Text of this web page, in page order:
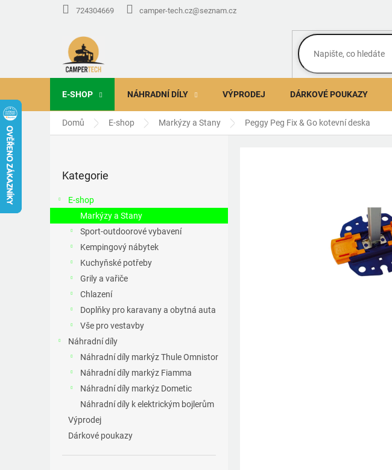
724304669 camper-tech.cz@seznam.cz
E-SHOP NÁHRADNÍ DÍLY VÝPRODEJ DÁRKOVÉ POUKAZY
Domů E-shop Markýzy a Stany Peggy Peg Fix & Go kotevní deska
a
n
kategorie
Kategorie
E-shop
Markýzy a Stany
Sport-outdoorové vybavení
Kempingový nábytek
Kuchyňské potřeby
Grily a vařiče
Chlazení
Doplňky pro karavany a obytná auta
Vše pro vestavby
Náhradní díly
Náhradní díly markýz Thule Omnistor
Náhradní díly markýz Fiamma
Náhradní díly markýz Dometic
Náhradní díly k elektrickým bojlerům
Výprodej
Dárkové poukazy